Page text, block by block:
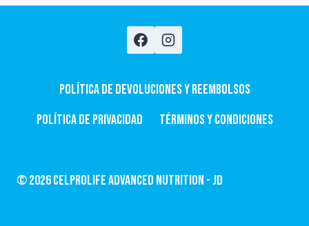
Política de devoluciones y Reembolsos
Política de privacidad
Términos y condiciones
© 2026 CelProLife Advanced Nutrition - JD